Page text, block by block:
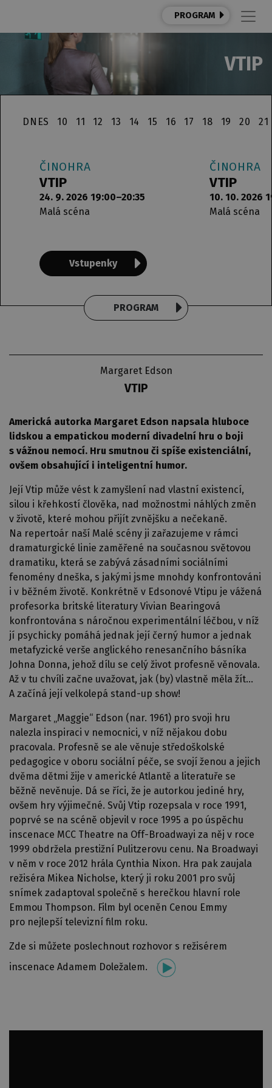
PROGRAM
VTIP
DNES 10 11 12 13 14 15 16 17 18 19 20 21
ČINOHRA
VTIP
24. 9. 2026 19:00–20:35
Malá scéna
Vstupenky
ČINOHRA
VTIP
10. 10. 2026
Malá scéna
PROGRAM
Margaret Edson
VTIP
Americká autorka Margaret Edson napsala hluboce
lidskou a empatickou moderní divadelní hru o boji
s vážnou nemocí. Hru smutnou či spíše existenciální,
ovšem obsahující i inteligentní humor.
Její Vtip může vést k zamyšlení nad vlastní existencí,
silou i křehkostí člověka, nad možnostmi náhlých změn
v životě, které mohou přijít zvnějšku a nečekaně.
Na repertoár naší Malé scény ji zařazujeme v rámci
dramaturgické linie zaměřené na současnou světovou
dramatiku, která se zabývá zásadními sociálními
fenomény dneška, s jakými jsme mnohdy konfrontováni
i v běžném životě. Konkrétně v Edsonové Vtipu je vážená
profesorka britské literatury Vivian Bearingová
konfrontována s náročnou experimentální léčbou, v níž
jí psychicky pomáhá jednak její černý humor a jednak
metafyzické verše anglického renesančního básníka
Johna Donna, jehož dílu se celý život profesně věnovala.
Až v tu chvíli začne uvažovat, jak (by) vlastně měla žít…
A začíná její velkolepá stand-up show!
Margaret „Maggie“ Edson (nar. 1961) pro svoji hru
nalezla inspiraci v nemocnici, v níž nějakou dobu
pracovala. Profesně se ale věnuje středoškolské
pedagogice v oboru sociální péče, se svojí ženou a jejich
dvěma dětmi žije v americké Atlantě a literatuře se
běžně nevěnuje. Dá se říci, že je autorkou jediné hry,
ovšem hry výjimečné. Svůj Vtip rozepsala v roce 1991,
poprvé se na scéně objevil v roce 1995 a po úspěchu
inscenace MCC Theatre na Off-Broadwayi za něj v roce
1999 obdržela prestižní Pulitzerovu cenu. Na Broadwayi
v něm v roce 2012 hrála Cynthia Nixon. Hra pak zaujala
režiséra Mikea Nicholse, který ji roku 2001 pro svůj
snímek zadaptoval společně s herečkou hlavní role
Emmou Thompson. Film byl oceněn Cenou Emmy
pro nejlepší televizní film roku.
Zde si můžete poslechnout rozhovor s režisérem
inscenace Adamem Doležalem.